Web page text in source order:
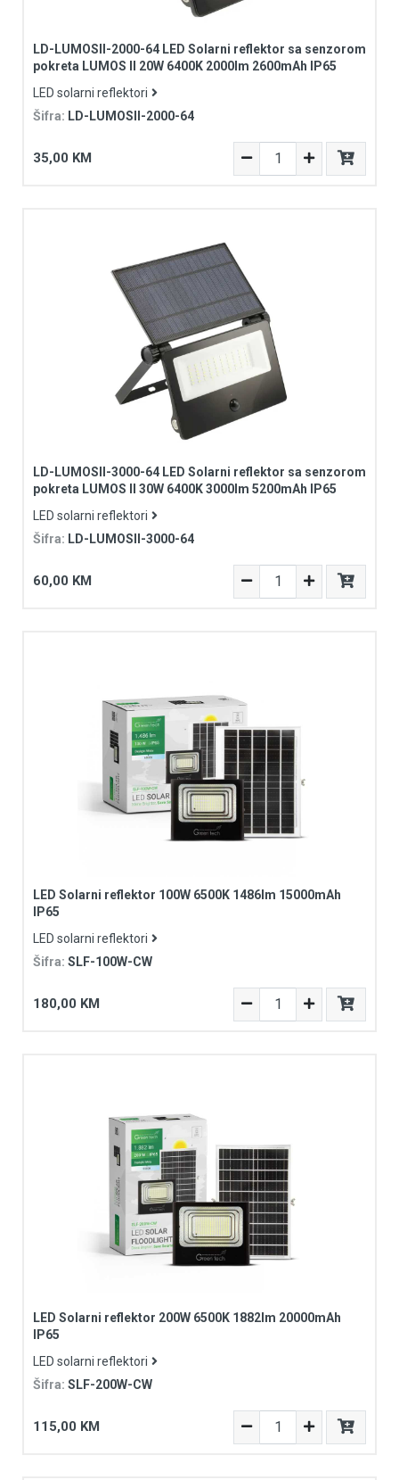
LD-LUMOSII-2000-64 LED Solarni reflektor sa senzorom
pokreta LUMOS II 20W 6400K 2000lm 2600mAh IP65
LED solarni reflektori
Šifra: LD-LUMOSII-2000-64
35,00 KM
LD-LUMOSII-3000-64 LED Solarni reflektor sa senzorom
pokreta LUMOS II 30W 6400K 3000lm 5200mAh IP65
LED solarni reflektori
Šifra: LD-LUMOSII-3000-64
60,00 KM
LED Solarni reflektor 100W 6500K 1486lm 15000mAh
IP65
LED solarni reflektori
Šifra: SLF-100W-CW
180,00 KM
LED Solarni reflektor 200W 6500K 1882lm 20000mAh
IP65
LED solarni reflektori
Šifra: SLF-200W-CW
115,00 KM